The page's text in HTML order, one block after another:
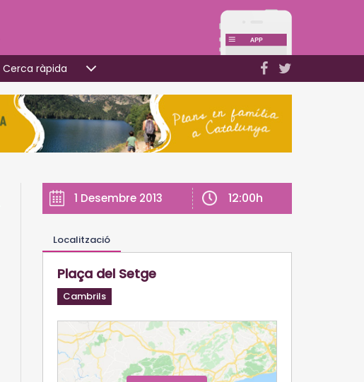
Cerca ràpida
1 Desembre 2013 12:00h
Localització
Plaça del Setge
Cambrils